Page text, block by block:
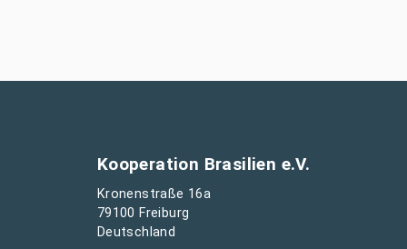
Kooperation Brasilien e.V.
Kronenstraße 16a
79100 Freiburg
Deutschland